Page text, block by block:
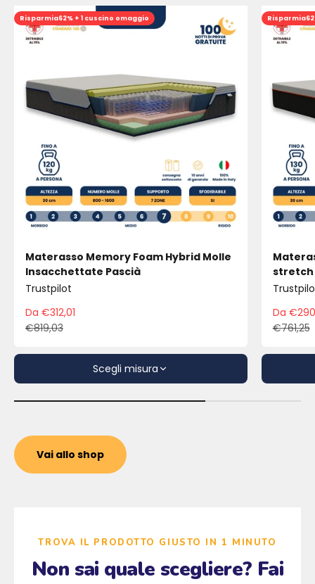
Risparmia62% + 1 cuscino omaggio
Materasso Memory Foam Hybrid Molle
Insacchettate Pascià
Trustpilot
Prezzo scontato
Da €312,01
Prezzo
€819,03
Scegli misura
Risparmia
stretch
Da
€761,25
Vai allo shop
TROVA IL PRODOTTO GIUSTO IN 1 MINUTO
Non sai quale scegliere? Fai